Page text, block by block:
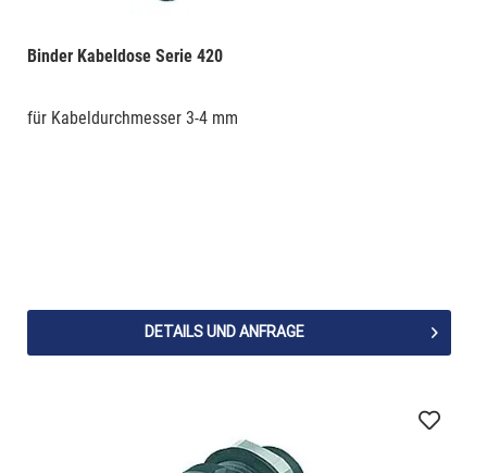
Binder Kabeldose Serie 420
für Kabeldurchmesser 3-4 mm
DETAILS UND ANFRAGE